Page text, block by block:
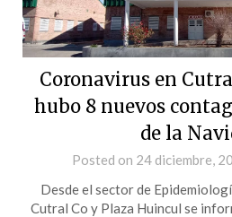
Coronavirus en
hubo 8 nuevos
de la
Posted on 24 diciembre,
Desde el sector de
Cutral Co y Plaza Huincul se